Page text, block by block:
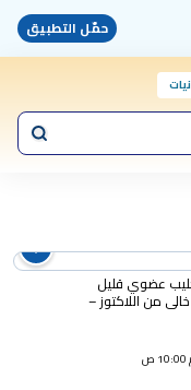
حمّل التطبيق
عضوي قليل
من اللاكتوز –